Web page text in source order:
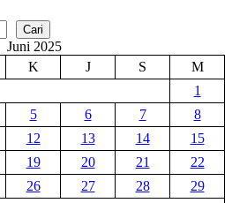
Cari
Juni 2025
K J S
M
1
5 6 7
8
12 13 14
15
19 20 21
22
26 27 28
29